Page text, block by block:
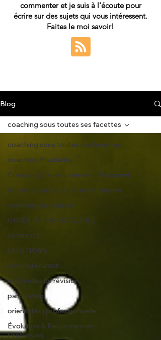
commenter et je suis à l'écoute pour
écrire sur des sujets qui vous intéressent.
Faites le moi savoir!
Blog
coaching sous toutes ses facettes
coaching Etudiants
Coaching Développement Personnel
Informations Salariés et entreprise
coaching entreprise
ORIENTATION SCOLAIRE
confiance
EMOTIONS
communication
méthodes de révision
parcoursup
orientation professionnelle
Évolution & Reconversion
Profession
coaching sous toutes ses facettes